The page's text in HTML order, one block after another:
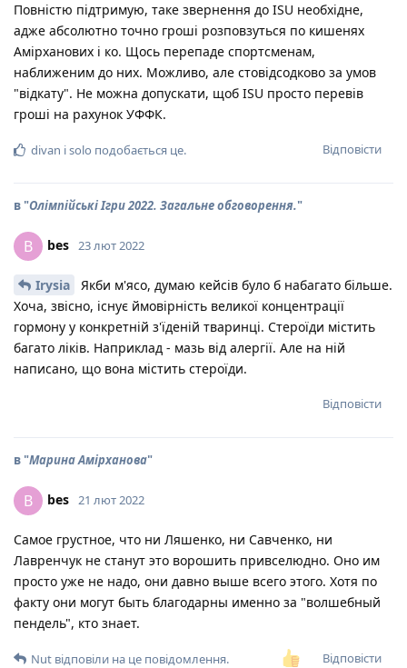
Повністю підтримую, таке звернення до ISU необхідне,
адже абсолютно точно гроші розповзуться по кишенях
Амірханових і ко. Щось перепаде спортсменам,
наближеним до них. Можливо, але стовідсодково за умов
"відкату". Не можна допускати, щоб ISU просто перевів
гроші на рахунок УФФК.
Відповісти
divan іsolo подобається це.
в "Олімпійські Ігри 2022. Загальне обговорення."
B bes 23 лют 2022
Irysia
Якби м'ясо, думаю кейсів було б набагато більше.
Хоча, звісно, існує ймовірність великої концентрації
гормону у конкретній з'їденій тваринці. Стероїди містить
багато ліків. Наприклад - мазь від алергії. Але на ній
написано, що вона містить стероїди.
Відповісти
в "Марина Амірханова"
B bes 21 лют 2022
Самое грустное, что ни Ляшенко, ни Савченко, ни
Лавренчук не станут это ворошить привселюдно. Оно им
просто уже не надо, они давно выше всего этого. Хотя по
факту они могут быть благодарны именно за "волшебный
пендель", кто знает.
Відповісти
Nut відповіли на це повідомлення.